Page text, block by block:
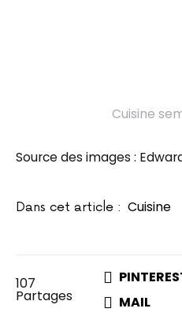
Cuisine
Source des images :
Dans cet article : Cuisine
107
Partages
MAIL